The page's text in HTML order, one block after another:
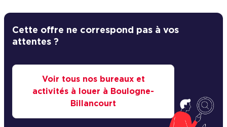
Cette offre ne correspond pas à vos
attentes ?
Voir tous nos bureaux et
activités à louer à Boulogne-
Billancourt